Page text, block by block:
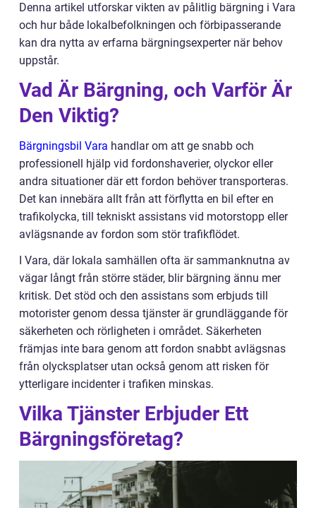
Denna artikel utforskar vikten av pålitlig bärgning i Vara
och hur både lokalbefolkningen och förbipasserande
kan dra nytta av erfarna bärgningsexperter när behov
uppstår.
Vad Är Bärgning, och Varför Är
Den Viktig?
Bärgningsbil Vara handlar om att ge snabb och
professionell hjälp vid fordonshaverier, olyckor eller
andra situationer där ett fordon behöver transporteras.
Det kan innebära allt från att förflytta en bil efter en
trafikolycka, till tekniskt assistans vid motorstopp eller
avlägsnande av fordon som stör trafikflödet.
I Vara, där lokala samhällen ofta är sammanknutna av
vägar långt från större städer, blir bärgning ännu mer
kritisk. Det stöd och den assistans som erbjuds till
motorister genom dessa tjänster är grundläggande för
säkerheten och rörligheten i området. Säkerheten
främjas inte bara genom att fordon snabbt avlägsnas
från olycksplatser utan också genom att risken för
ytterligare incidenter i trafiken minskas.
Vilka Tjänster Erbjuder Ett
Bärgningsföretag?